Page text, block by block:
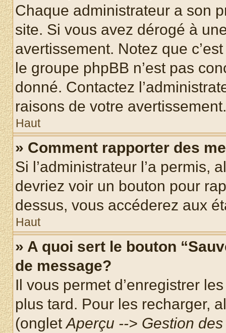
Chaque administrateur a son
site. Si vous avez dérogé à
avertissement. Notez que
le groupe phpBB n’est pas
donné. Contactez
raisons de votre avertissement.
Haut
» Comment rapporter des
Si l’administrateur l’a permis,
devriez voir un bouton pour
dessus, vous accéderez aux
Haut
» A quoi sert le bouton
de message?
Il vous permet d’enregistrer
plus tard. Pour les recharger,
(ongletAperçu --> Gestion